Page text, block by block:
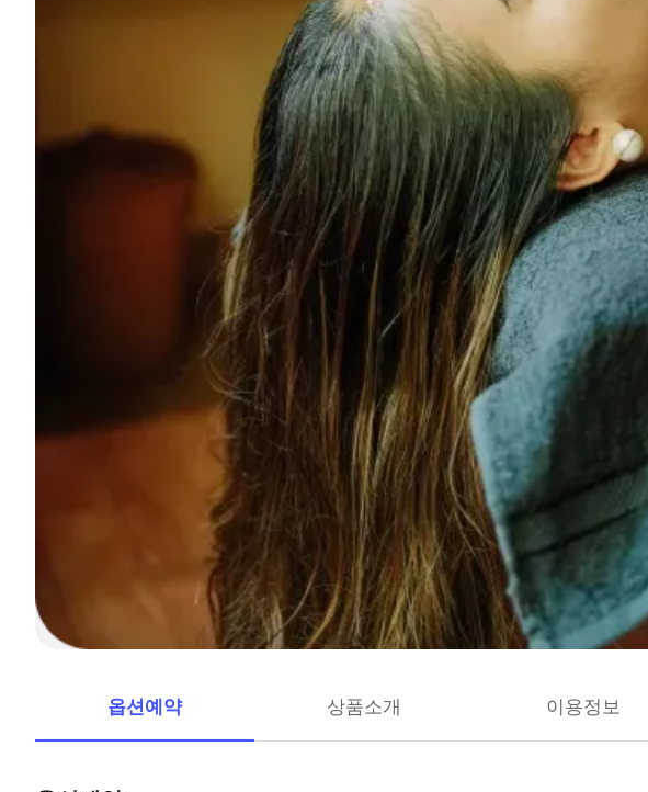
옵션예약 상품소개 이용정보